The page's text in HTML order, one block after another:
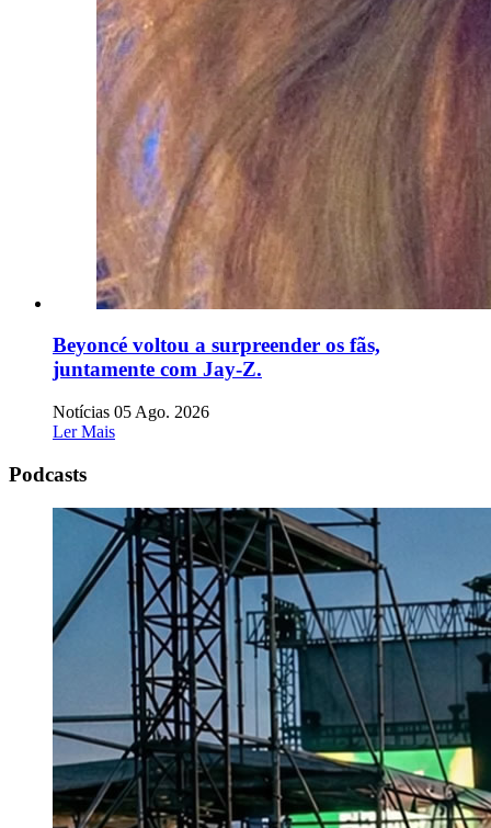
Beyoncé voltou a surpreender os fãs,
juntamente com Jay-Z.
Notícias 05 Ago. 2026
Ler Mais
Podcasts